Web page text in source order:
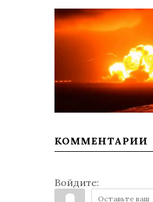
КОММЕНТАРИИ
Войдите: